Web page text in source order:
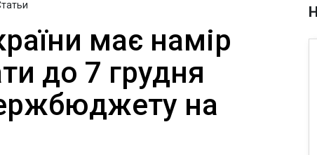
має намір
до 7 грудня
на